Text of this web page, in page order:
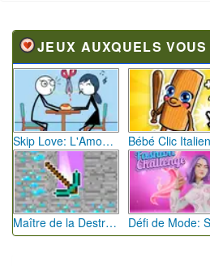
JEUX AUXQUELS VOUS
Skip Love: L'Amour en Péril
Maître de la Destruction: Fusion de Pioches